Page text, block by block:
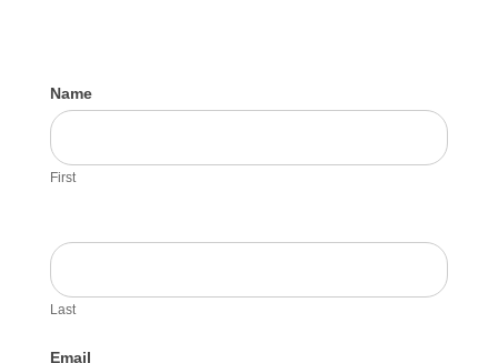
Contact
Us
Name
First
Last
Email